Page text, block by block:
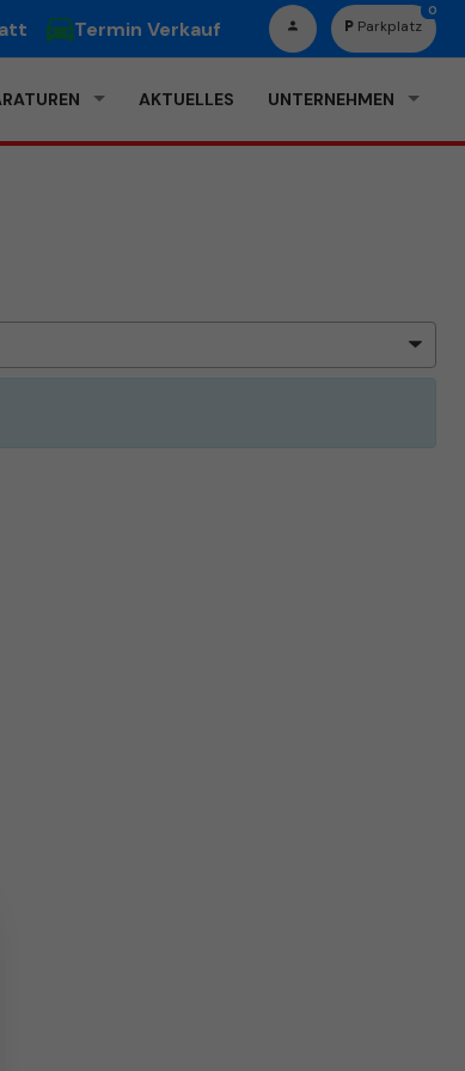
Termin Verkauf Parkplatz
0
AKTUELLES UNTERNEHMEN